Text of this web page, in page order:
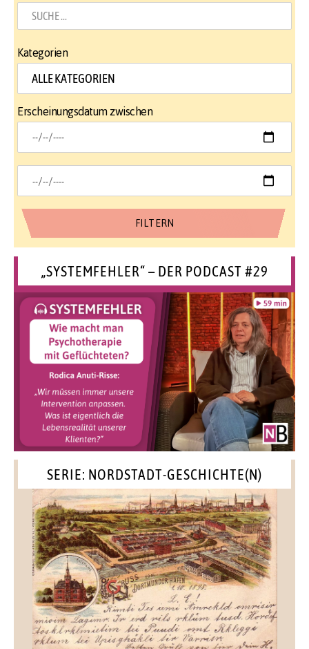
Kategorien
Erscheinungsdatum zwischen
„SYSTEMFEHLER“ – DER PODCAST #29
SERIE: NORDSTADT-GESCHICHTE(N)